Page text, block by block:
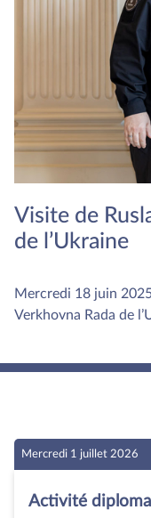
Visite de
de l’Ukraine
Mercredi 18 juin
Verkhovna Rada de
Mercredi 1 juillet 2026
Activité